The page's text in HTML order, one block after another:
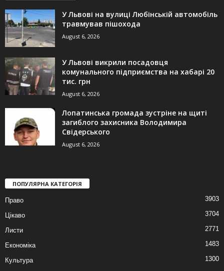
У Львові на вулиці Любінській автомобіль
травмував пішохода
August 6, 2026
У Львові викрили посадовця
комунального підприємства на хабарі 20
тис. грн
August 6, 2026
Лопатинська громада зустріне на щиті
загиблого захисника Володимира
Свідерського
August 6, 2026
ПОПУЛЯРНА КАТЕГОРІЯ
Право 3903
Цікаво 3704
Листи 2771
Економіка 1483
Культура
1300